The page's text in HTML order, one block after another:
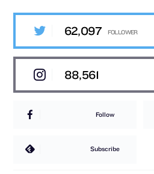
62,097
88,561
Follow
Subscribe